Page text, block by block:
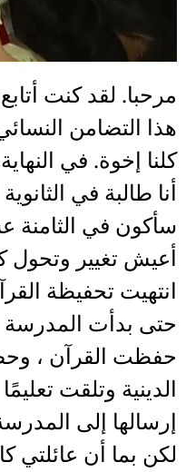
هذا التضامن
كلنا إخوة. في
أنا طالبة في
سأكون في
أعيش تغيير وتحول
انتهيت تحفيظة
حتى بدأت المدرسة
حفظت القرآن ،
الدينية وتلقت
إرسالها إلى
لكن بما أن عائلتي